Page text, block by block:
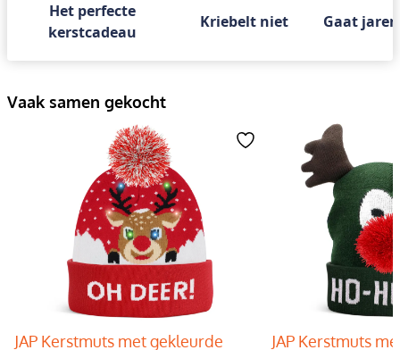
Het perfecte
kerstcadeau
Kriebelt niet Gaat
Vaak samen gekocht
JAP Kerstmuts met gekleurde
JAP Kerstmuts